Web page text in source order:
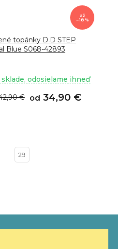
až
–18 %
topánky D.D STEP
Blue S068-42893
sklade, odosielame ihneď
od 34,90 €
€
29